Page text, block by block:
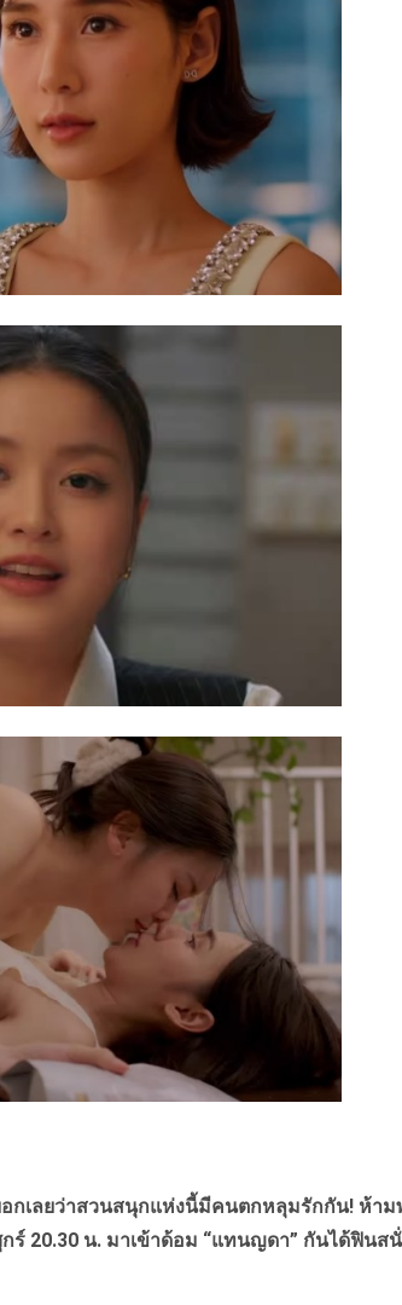
ลยว่าสวนสนุกแห่งนี้มีคนตกหลุมรักกัน! ห้าม
20.30 น. มาเข้าด้อม “แทนญดา” กันได้ฟินส